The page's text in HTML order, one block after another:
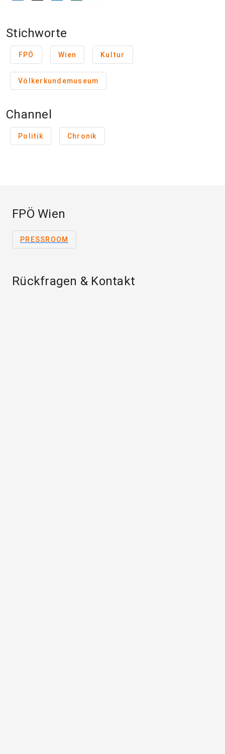
Stichworte
FPÖ Wien Kultur
Völkerkundemuseum
Channel
Politik Chronik
FPÖ Wien
PRESSROOM
Rückfragen & Kontakt